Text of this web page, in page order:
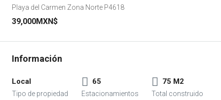
Playa del Carmen Zona Norte P4618
39,000MXN$
Local 65 75 M2